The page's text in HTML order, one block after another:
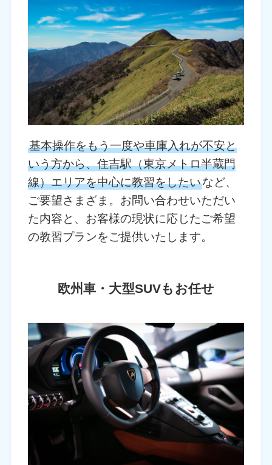
基本操作をもう一度や車庫入れが不安と
いう方から、住吉駅（東京メトロ半蔵門
線）エリアを中心に教習をしたいなど、
ご要望さまざま。お問い合わせいただい
た内容と、お客様の現状に応じたご希望
の教習プランをご提供いたします。
欧州車・大型SUVもお任せ